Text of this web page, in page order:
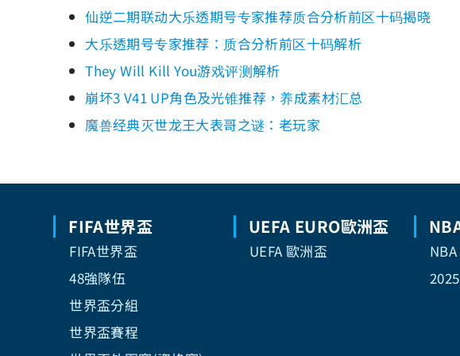
仙逆二期联动大乐透期号专家推荐质合分析前区十码揭晓
大乐透期号专家推荐：质合分析前区十码解析
They Will Kill You游戏评测解析
崩坏3 V41 UP角色及光锥推荐，养成素材汇总
魔兽经典灭世龙王大表哥之谜：老玩家
FIFA世界盃
FIFA世界盃
48強隊伍
世界盃分組
世界盃賽程
UEFA EURO歐洲盃
UEFA 歐洲盃